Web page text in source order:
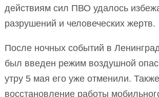
действиям сил ПВО удалось
разрушений и человеческих жертв.
После ночных событий в
был введен режим воздушной
утру 5 мая его уже отменили.
восстановление работы